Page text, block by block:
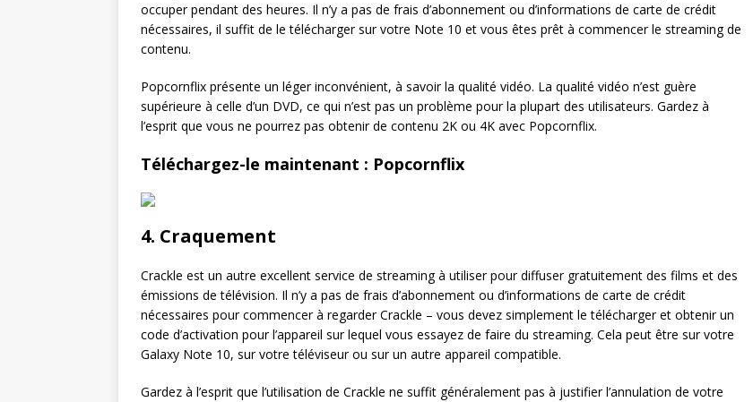
occuper pendant des heures. Il n’y a pas de frais d’abonnement ou d’informations de carte de crédit
nécessaires, il suffit de le télécharger sur votre Note 10 et vous êtes prêt à commencer le streaming de
contenu.
Popcornflix présente un léger inconvénient, à savoir la qualité vidéo. La qualité vidéo n’est guère
supérieure à celle d’un DVD, ce qui n’est pas un problème pour la plupart des utilisateurs. Gardez à
l’esprit que vous ne pourrez pas obtenir de contenu 2K ou 4K avec Popcornflix.
Téléchargez-le maintenant : Popcornflix
4. Craquement
Crackle est un autre excellent service de streaming à utiliser pour diffuser gratuitement des films et des
émissions de télévision. Il n’y a pas de frais d’abonnement ou d’informations de carte de crédit
nécessaires pour commencer à regarder Crackle – vous devez simplement le télécharger et obtenir un
code d’activation pour l’appareil sur lequel vous essayez de faire du streaming. Cela peut être sur votre
Galaxy Note 10, sur votre téléviseur ou sur un autre appareil compatible.
Gardez à l’esprit que l’utilisation de Crackle ne suffit généralement pas à justifier l’annulation de votre